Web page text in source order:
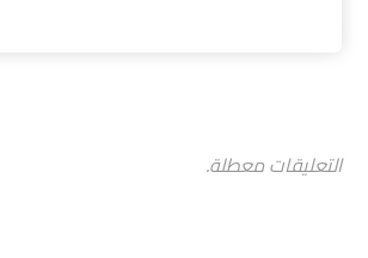
التعليقات معطلة.